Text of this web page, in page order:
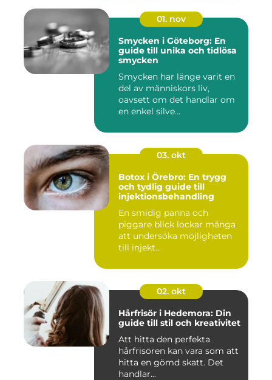
01. nov
Smycken i Göteborg: En
guide till unika och tidlösa
smycken
Smycken har länge varit en
del av människors liv,
oavsett om det handlar om
en enkel silve...
03. okt
Botox i Örebro: En trygg
och tydlig guide till
injektionsbehandling
En smidig panna och
piggare blick lockar många
att undersöka möjligheten
till injekt...
02. okt
Hårfrisör i Hedemora: Din
guide till stil och kreativitet
Att hitta den perfekta
hårfrisören kan vara som att
hitta en gömd skatt. Det
handlar...